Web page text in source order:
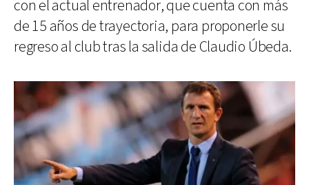
con el actual entrenador, que cuenta con más
de 15 años de trayectoria, para proponerle su
regreso al club tras la salida de Claudio Úbeda.